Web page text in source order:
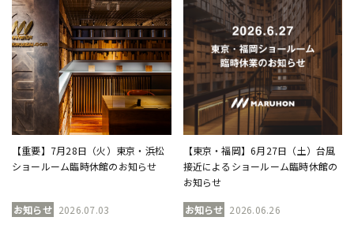
【重要】7月28日（火）東京・浜松
ショールーム臨時休館のお知らせ
お知らせ 2026.07.03
【東京・福岡】6月27日（土）台風
接近によるショールーム臨時休館の
お知らせ
お知らせ 2026.06.26